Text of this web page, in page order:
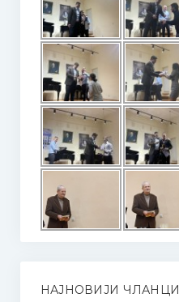
НАЈНОВИЈИ ЧЛАНЦИ